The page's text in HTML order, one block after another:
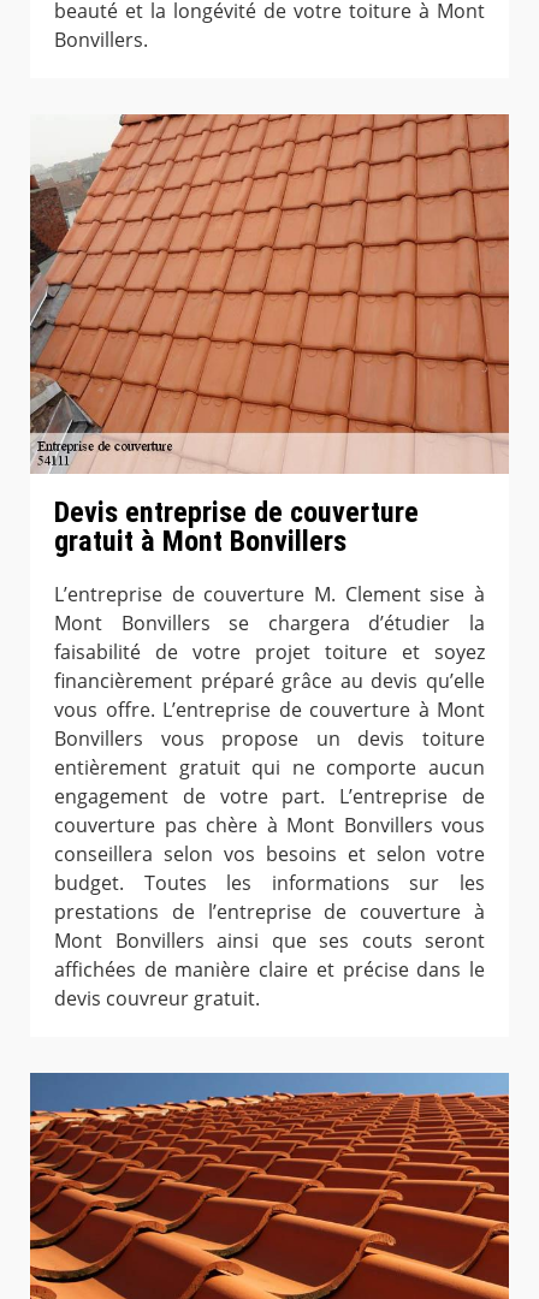
beauté et la longévité de votre toiture à Mont
Bonvillers.
Devis entreprise de couverture
gratuit à Mont Bonvillers
L’entreprise de couverture M. Clement sise à
Mont Bonvillers se chargera d’étudier la
faisabilité de votre projet toiture et soyez
financièrement préparé grâce au devis qu’elle
vous offre. L’entreprise de couverture à Mont
Bonvillers vous propose un devis toiture
entièrement gratuit qui ne comporte aucun
engagement de votre part. L’entreprise de
couverture pas chère à Mont Bonvillers vous
conseillera selon vos besoins et selon votre
budget. Toutes les informations sur les
prestations de l’entreprise de couverture à
Mont Bonvillers ainsi que ses couts seront
affichées de manière claire et précise dans le
devis couvreur gratuit.